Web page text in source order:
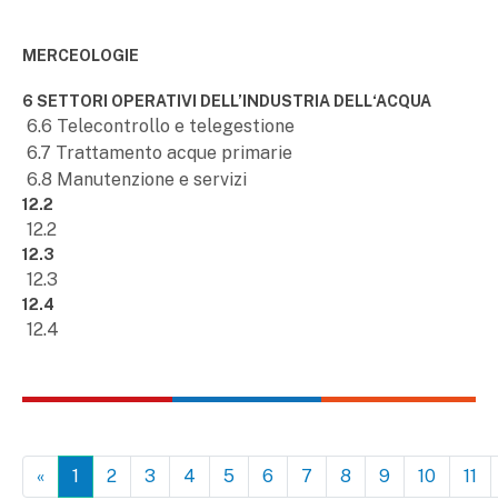
MERCEOLOGIE
6 SETTORI OPERATIVI DELL’INDUSTRIA DELL‘ACQUA
6.6 Telecontrollo e telegestione
6.7 Trattamento acque primarie
6.8 Manutenzione e servizi
12.2
12.2
12.3
12.3
12.4
12.4
« 1 2 3 4 5 6 7 8 9 10 11